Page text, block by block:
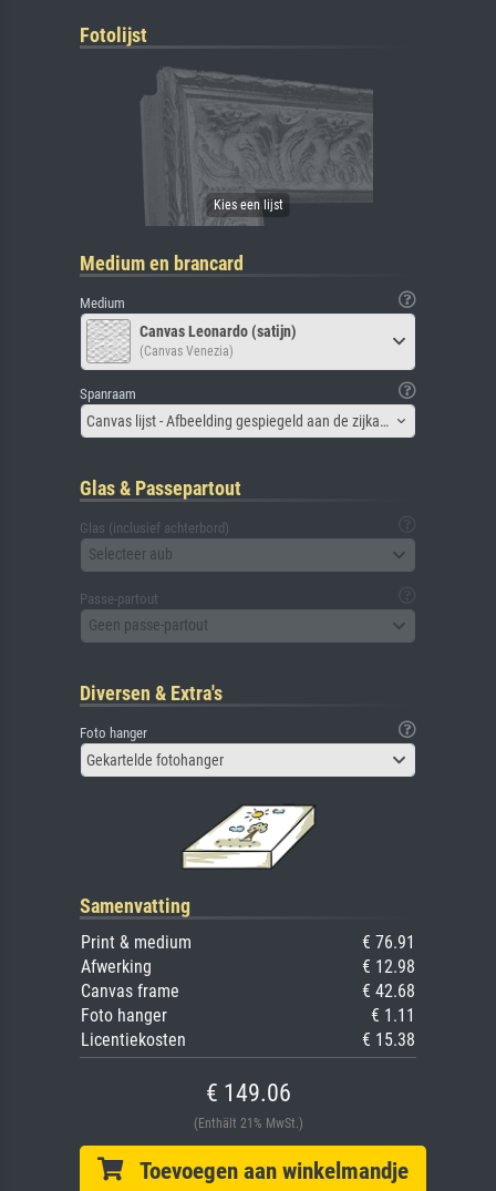
Fotolijst
Medium en brancard
Medium
Canvas Leonardo (satijn)
(Canvas Venezia)
Spanraam
Canvas lijst - Afbeelding gespiegeld aan de zijkant
Glas & Passepartout
Glas (inclusief achterbord)
Selecteer aub
Passe-partout
Geen passe-partout
Diversen & Extra's
Foto hanger
Gekartelde fotohanger
Samenvatting
Print & medium
€ 76.91
Afwerking
€ 12.98
Canvas frame
€ 42.68
Foto hanger
€ 1.11
Licentiekosten
€ 15.38
€ 149.06
(Enthält 21% MwSt.)
Toevoegen aan winkelmandje